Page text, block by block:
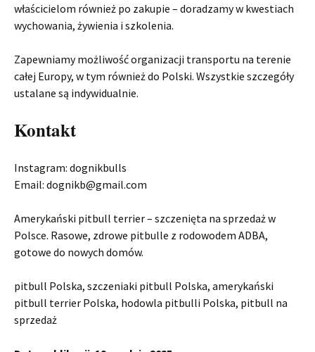
właścicielom również po zakupie – doradzamy w kwestiach
wychowania, żywienia i szkolenia.
Zapewniamy możliwość organizacji transportu na terenie
całej Europy, w tym również do Polski. Wszystkie szczegóły
ustalane są indywidualnie.
Kontakt
Instagram: dognikbulls
Email: dognikb@gmail.com
Amerykański pitbull terrier – szczenięta na sprzedaż w
Polsce. Rasowe, zdrowe pitbulle z rodowodem ADBA,
gotowe do nowych domów.
pitbull Polska, szczeniaki pitbull Polska, amerykański
pitbull terrier Polska, hodowla pitbulli Polska, pitbull na
sprzedaż